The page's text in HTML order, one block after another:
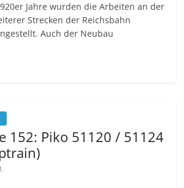
Jahre wurden die Arbeiten an der
Strecken der Reichsbahn
Auch der Neubau
152: Piko 51120 / 51124